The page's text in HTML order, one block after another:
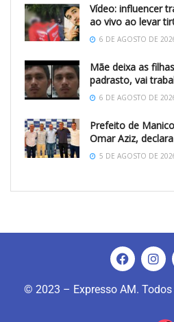
Vídeo: influencer
ao vivo ao levar
6 DE AGOSTO DE
Mãe deixa as
padrasto, vai
6 DE AGOSTO DE
Prefeito de
Omar Aziz,
5 DE AGOSTO DE
© 2023 – Expresso AM.